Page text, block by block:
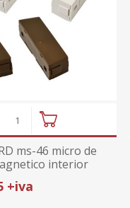
de
con GPS
ms-46 micro de
interior
+iva